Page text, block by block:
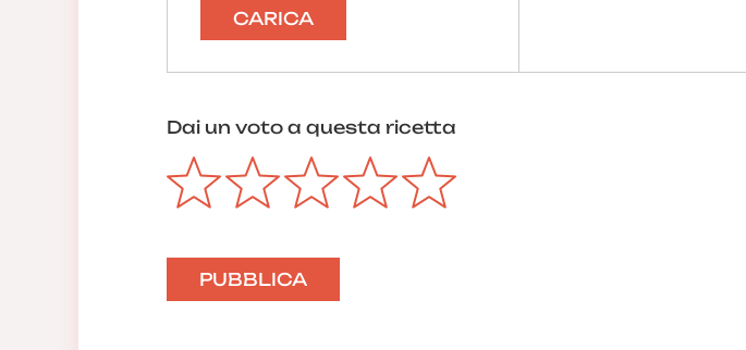
CARICA
Dai un voto a questa ricetta